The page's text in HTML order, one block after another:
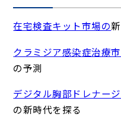
在宅検査キット市場の
クラミジア感染症治療
の予測
デジタル胸部ドレナー
の新時代を探る